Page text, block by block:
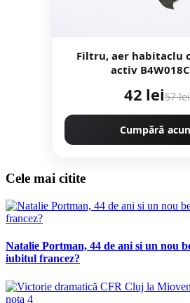
Filtru, aer habitaclu
activ
42 lei57 lei
Cumpără
Cele mai citite
Natalie Portman, 44 de ani si un nou
iubitul francez?